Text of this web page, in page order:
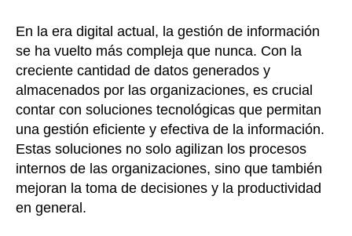
En la era digital actual, la gestión de información
se ha vuelto más compleja que nunca. Con la
creciente cantidad de datos generados y
almacenados por las organizaciones, es crucial
contar con soluciones tecnológicas que permitan
una gestión eficiente y efectiva de la información.
Estas soluciones no solo agilizan los procesos
internos de las organizaciones, sino que también
mejoran la toma de decisiones y la productividad
en general.